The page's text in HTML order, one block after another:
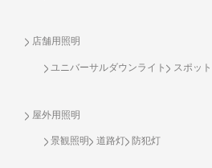
店舗用照明
ユニバーサルダウンライト スポッ
屋外用照明
景観照明 道路灯 防犯灯